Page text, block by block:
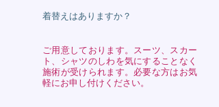
着替えはありますか？
ご用意しております。スーツ、スカー
ト、シャツのしわを気にすることなく
施術が受けられます。必要な方はお気
軽にお申し付けください。